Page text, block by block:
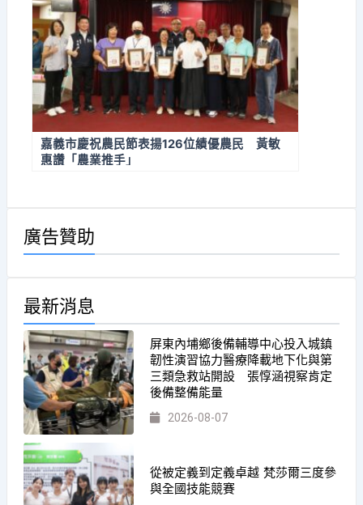
嘉義市慶祝農民節表揚126位績優農民 黃敏
惠讚「農業推手」
廣告贊助
最新消息
屏東內埔鄉後備輔導中心投入城鎮
韌性演習協力醫療降載地下化與第
三類急救站開設 張惇涵視察肯定
後備整備能量
2026-08-07
從被定義到定義卓越 梵莎爾三度參
與全國技能競賽